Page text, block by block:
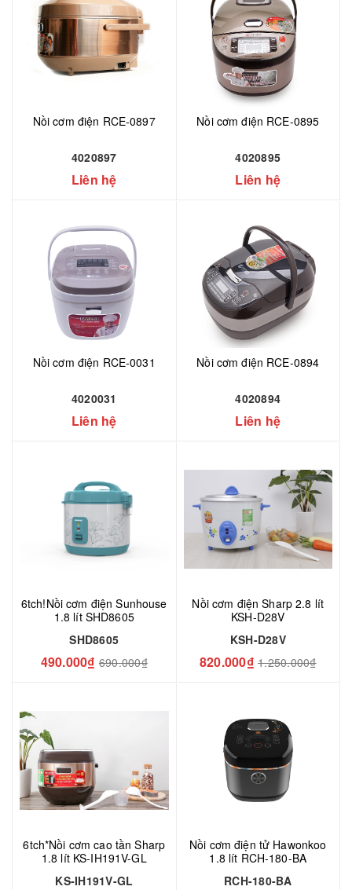
Nồi cơm điện RCE-0897
4020897
Liên hệ
Nồi cơm điện RCE-0895
4020895
Liên hệ
Nồi cơm điện RCE-0031
4020031
Liên hệ
Nồi cơm điện RCE-0894
4020894
Liên hệ
6tch!Nồi cơm điện Sunhouse
1.8 lít SHD8605
SHD8605
490.000₫ 690.000₫
Nồi cơm điện Sharp 2.8 lít
KSH-D28V
KSH-D28V
820.000₫ 1.250.000₫
6tch*Nồi cơm cao tần Sharp
1.8 lít KS-IH191V-GL
KS-IH191V-GL
Nồi cơm điện tử Hawonkoo
1.8 lít RCH-180-BA
RCH-180-BA